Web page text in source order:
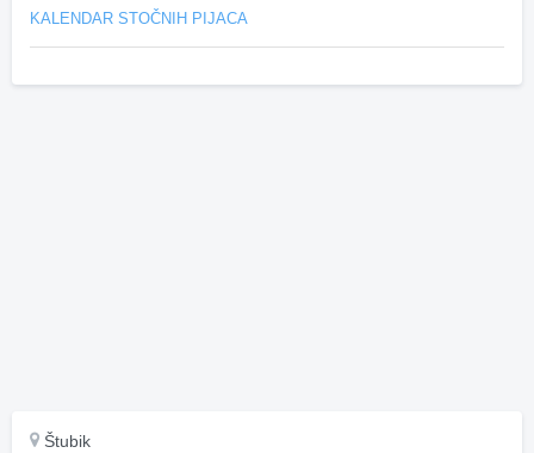
KALENDAR STOČNIH PIJACA
Štubik